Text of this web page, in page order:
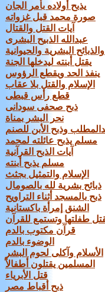
يذبح أولاده بأمر الجان
صورة محمد قبل غزواته
آيات القتل والقتال
عبدالله الذبيح البشرى
والذبائح البشرية والحيوانية
يقتل أبنته ليدخلها الجنة
ينفذ الحد ويقطع الرؤوس
الإسلام والقتل بلا عقاب
قطع رأس قبطى
ذبح صحفى سودانى
نحر البشر بمناة
وذبح الأبن للصنم
مسلم يذبح عائلته لمحمد
آيات الذبح القرآنية
مسلم يذبح أبنته
الإسلام والتمثيل بجثث
ذبائح بشرية لله بالصومال
ذبح بالمسجد أثناء التراويح
الشنق إمرأة باكستانية
طفلتها وتستمع للقرآن
قرآن مكتوب بالدم
الوضوء بالدم
الأسلام وآكلى لحوم البشر
المسلمين يقتلون أطفالاً
قتل الأبرياء
ذبح أقباط مصر